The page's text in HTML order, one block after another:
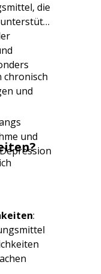
die
chronisch
und
und
: